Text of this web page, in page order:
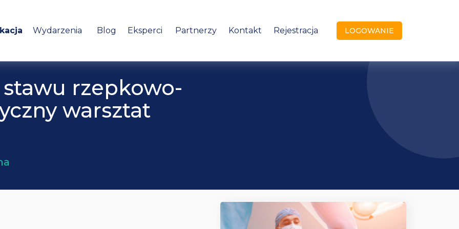
Wydarzenia Blog Eksperci Partnerzy Kontakt Rejestracja LOGOWANIE
rzepkowo-
warsztat